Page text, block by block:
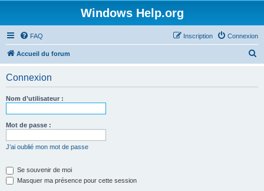
Windows Help.org
FAQ Connexion
Inscription
Accueil du forum
Connexion
Nom d’utilisateur :
Mot de passe :
J’ai oublié mon mot de passe
Se souvenir de moi
Masquer ma présence pour cette session